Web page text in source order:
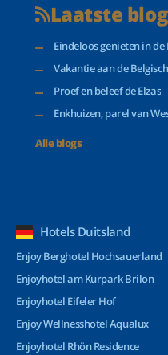
Laatste
Eindeloos genieten in de
Vakantie aan de
Proef en beleef de Elzas
Enkhuizen, parel van
Alle blogs
Hotels Duitsland
Enjoy Berghotel Hochsauerland
Enjoyhotel am Kurpark Brilon
Enjoyhotel Eifeler Hof
Enjoy Wellnesshotel Aqualux
Enjoyhotel Rhön Residence